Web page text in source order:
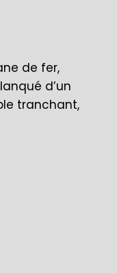
de fer,
d’un
tranchant,